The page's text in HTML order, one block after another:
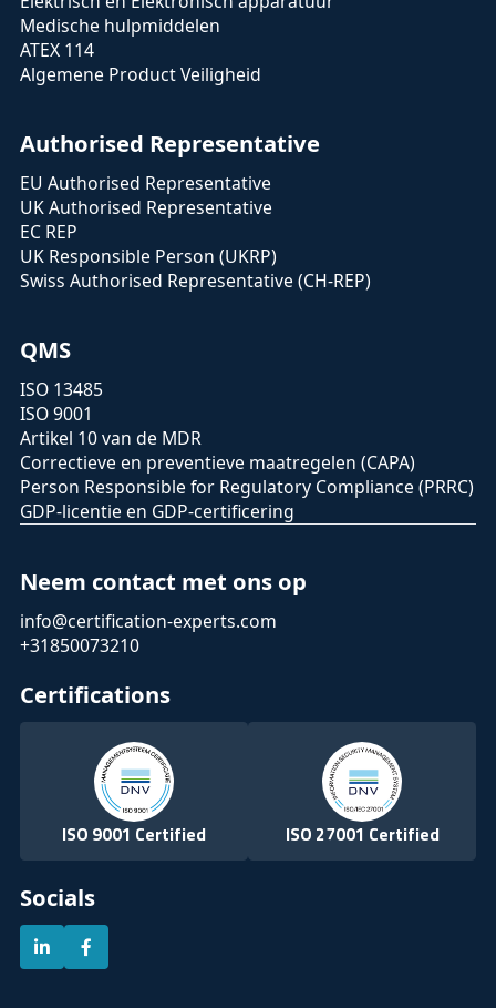
Medische hulpmiddelen
ATEX 114
Algemene Product Veiligheid
Authorised Representative
EU Authorised Representative
UK Authorised Representative
EC REP
UK Responsible Person (UKRP)
Swiss Authorised Representative (CH-REP)
QMS
ISO 13485
ISO 9001
Artikel 10 van de MDR
Correctieve en preventieve maatregelen (CAPA)
Person Responsible for Regulatory Compliance (PRRC)
GDP-licentie en GDP-certificering
Neem contact met ons op
info@certification-experts.com
+31850073210
Certifications
ISO 9001 Certified ISO 27001 Certified
Socials